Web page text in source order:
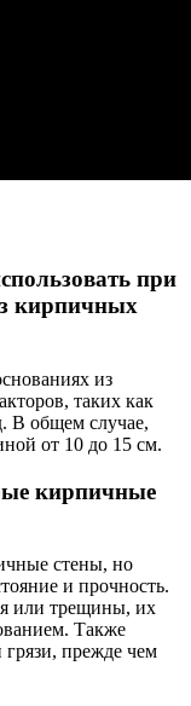
при
кирпичных
из
таких как
В общем случае,
от 10 до 15 см.
кирпичные
стены, но
и прочность.
или трещины, их
Также
грязи, прежде чем